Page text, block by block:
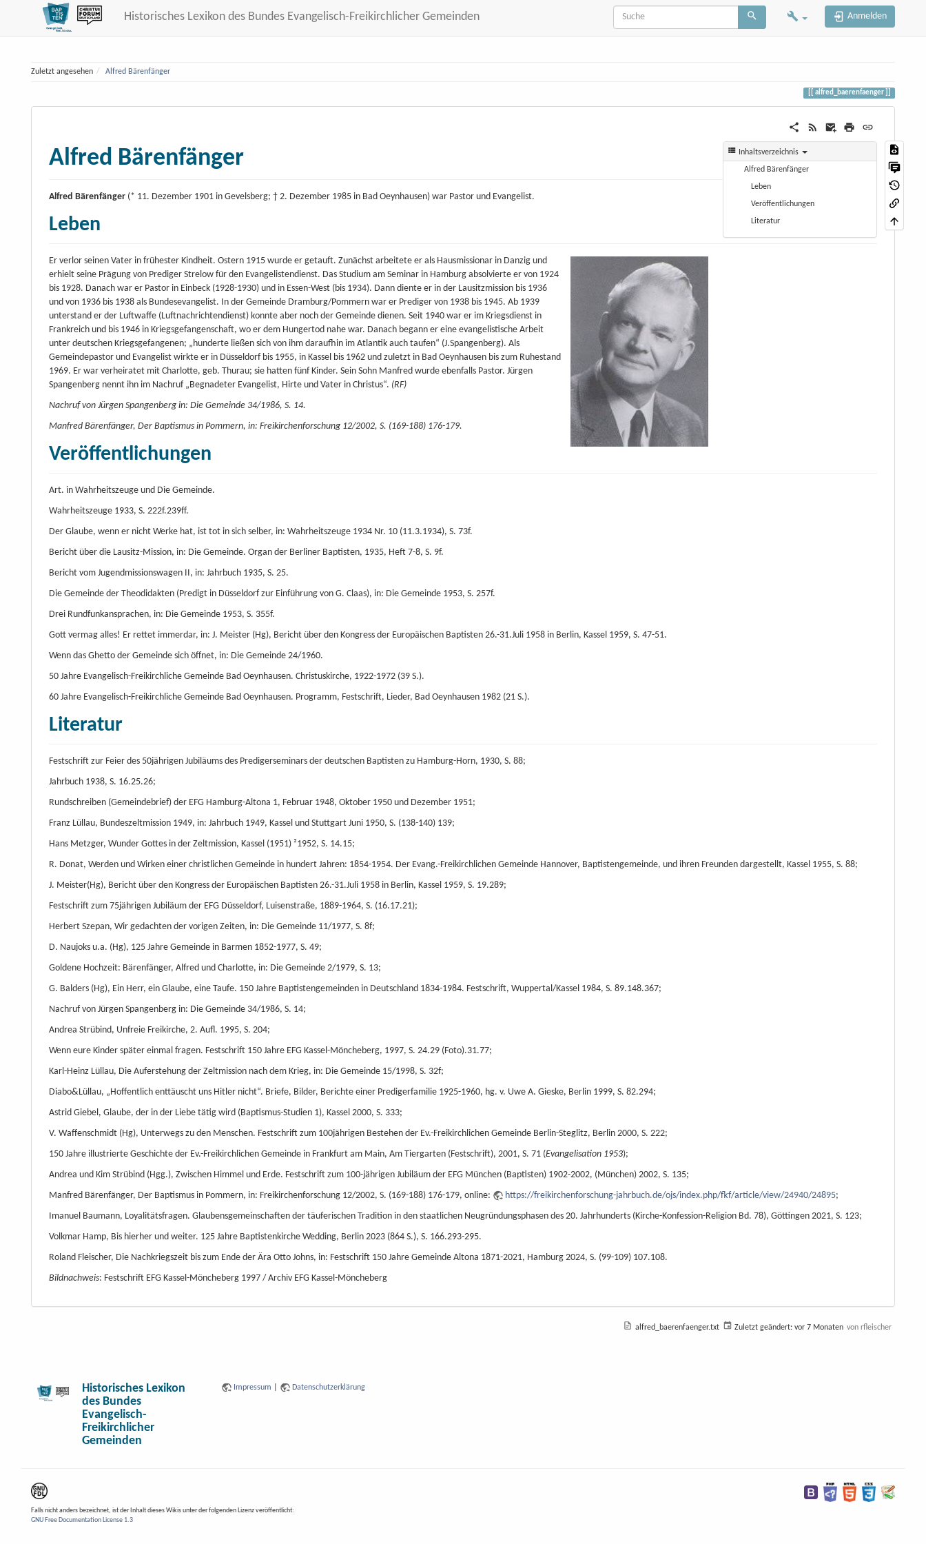
Historisches Lexikon des Bundes Evangelisch-Freikirchlicher Gemeinden Anmelden
Zuletzt angesehen Alfred Bärenfänger
alfred_baerenfaenger
Inhaltsverzeichnis
Alfred Bärenfänger
Leben
Veröffentlichungen
Literatur
Alfred Bärenfänger
Alfred Bärenfänger (* 11. Dezember 1901 in Gevelsberg; † 2. Dezember 1985 in Bad Oeynhausen) war Pastor und Evangelist.
Leben
Er verlor seinen Vater in frühester Kindheit. Ostern 1915 wurde er getauft. Zunächst arbeitete er als Hausmissionar in Danzig und
erhielt seine Prägung von Prediger Strelow für den Evangelistendienst. Das Studium am Seminar in Hamburg absolvierte er von 1924
bis 1928. Danach war er Pastor in Einbeck (1928-1930) und in Essen-West (bis 1934). Dann diente er in der Lausitzmission bis 1936
und von 1936 bis 1938 als Bundesevangelist. In der Gemeinde Dramburg/Pommern war er Prediger von 1938 bis 1945. Ab 1939
unterstand er der Luftwaffe (Luftnachrichtendienst) konnte aber noch der Gemeinde dienen. Seit 1940 war er im Kriegsdienst in
Frankreich und bis 1946 in Kriegsgefangenschaft, wo er dem Hungertod nahe war. Danach begann er eine evangelistische Arbeit
unter deutschen Kriegsgefangenen; „hunderte ließen sich von ihm daraufhin im Atlantik auch taufen“ (J.Spangenberg). Als
Gemeindepastor und Evangelist wirkte er in Düsseldorf bis 1955, in Kassel bis 1962 und zuletzt in Bad Oeynhausen bis zum Ruhestand
1969. Er war verheiratet mit Charlotte, geb. Thurau; sie hatten fünf Kinder. Sein Sohn Manfred wurde ebenfalls Pastor. Jürgen
Spangenberg nennt ihn im Nachruf „Begnadeter Evangelist, Hirte und Vater in Christus“. (RF)
Nachruf von Jürgen Spangenberg in: Die Gemeinde 34/1986, S. 14.
Manfred Bärenfänger, Der Baptismus in Pommern, in: Freikirchenforschung 12/2002, S. (169-188) 176-179.
Veröffentlichungen
Art. in Wahrheitszeuge und Die Gemeinde.
Wahrheitszeuge 1933, S. 222f.239ff.
Der Glaube, wenn er nicht Werke hat, ist tot in sich selber, in: Wahrheitszeuge 1934 Nr. 10 (11.3.1934), S. 73f.
Bericht über die Lausitz-Mission, in: Die Gemeinde. Organ der Berliner Baptisten, 1935, Heft 7-8, S. 9f.
Bericht vom Jugendmissionswagen II, in: Jahrbuch 1935, S. 25.
Die Gemeinde der Theodidakten (Predigt in Düsseldorf zur Einführung von G. Claas), in: Die Gemeinde 1953, S. 257f.
Drei Rundfunkansprachen, in: Die Gemeinde 1953, S. 355f.
Gott vermag alles! Er rettet immerdar, in: J. Meister (Hg), Bericht über den Kongress der Europäischen Baptisten 26.-31.Juli 1958 in Berlin, Kassel 1959, S. 47-51.
Wenn das Ghetto der Gemeinde sich öffnet, in: Die Gemeinde 24/1960.
50 Jahre Evangelisch-Freikirchliche Gemeinde Bad Oeynhausen. Christuskirche, 1922-1972 (39 S.).
60 Jahre Evangelisch-Freikirchliche Gemeinde Bad Oeynhausen. Programm, Festschrift, Lieder, Bad Oeynhausen 1982 (21 S.).
Literatur
Festschrift zur Feier des 50jährigen Jubiläums des Predigerseminars der deutschen Baptisten zu Hamburg-Horn, 1930, S. 88;
Jahrbuch 1938, S. 16.25.26;
Rundschreiben (Gemeindebrief) der EFG Hamburg-Altona 1, Februar 1948, Oktober 1950 und Dezember 1951;
Franz Lüllau, Bundeszeltmission 1949, in: Jahrbuch 1949, Kassel und Stuttgart Juni 1950, S. (138-140) 139;
Hans Metzger, Wunder Gottes in der Zeltmission, Kassel (1951) ²1952, S. 14.15;
R. Donat, Werden und Wirken einer christlichen Gemeinde in hundert Jahren: 1854-1954. Der Evang.-Freikirchlichen Gemeinde Hannover, Baptistengemeinde, und ihren Freunden dargestellt, Kassel 1955, S. 88;
J. Meister(Hg), Bericht über den Kongress der Europäischen Baptisten 26.-31.Juli 1958 in Berlin, Kassel 1959, S. 19.289;
Festschrift zum 75jährigen Jubiläum der EFG Düsseldorf, Luisenstraße, 1889-1964, S. (16.17.21);
Herbert Szepan, Wir gedachten der vorigen Zeiten, in: Die Gemeinde 11/1977, S. 8f;
D. Naujoks u.a. (Hg), 125 Jahre Gemeinde in Barmen 1852-1977, S. 49;
Goldene Hochzeit: Bärenfänger, Alfred und Charlotte, in: Die Gemeinde 2/1979, S. 13;
G. Balders (Hg), Ein Herr, ein Glaube, eine Taufe. 150 Jahre Baptistengemeinden in Deutschland 1834-1984. Festschrift, Wuppertal/Kassel 1984, S. 89.148.367;
Nachruf von Jürgen Spangenberg in: Die Gemeinde 34/1986, S. 14;
Andrea Strübind, Unfreie Freikirche, 2. Aufl. 1995, S. 204;
Wenn eure Kinder später einmal fragen. Festschrift 150 Jahre EFG Kassel-Möncheberg, 1997, S. 24.29 (Foto).31.77;
Karl-Heinz Lüllau, Die Auferstehung der Zeltmission nach dem Krieg, in: Die Gemeinde 15/1998, S. 32f;
Diabo&Lüllau, „Hoffentlich enttäuscht uns Hitler nicht“. Briefe, Bilder, Berichte einer Predigerfamilie 1925-1960, hg. v. Uwe A. Gieske, Berlin 1999, S. 82.294;
Astrid Giebel, Glaube, der in der Liebe tätig wird (Baptismus-Studien 1), Kassel 2000, S. 333;
V. Waffenschmidt (Hg), Unterwegs zu den Menschen. Festschrift zum 100jährigen Bestehen der Ev.-Freikirchlichen Gemeinde Berlin-Steglitz, Berlin 2000, S. 222;
150 Jahre illustrierte Geschichte der Ev.-Freikirchlichen Gemeinde in Frankfurt am Main, Am Tiergarten (Festschrift), 2001, S. 71 (Evangelisation 1953);
Andrea und Kim Strübind (Hgg.), Zwischen Himmel und Erde. Festschrift zum 100-jährigen Jubiläum der EFG München (Baptisten) 1902-2002, (München) 2002, S. 135;
Manfred Bärenfänger, Der Baptismus in Pommern, in: Freikirchenforschung 12/2002, S. (169-188) 176-179, online:
https://freikirchenforschung-jahrbuch.de/ojs/index.php/fkf/article/view/24940/24895;
Imanuel Baumann, Loyalitätsfragen. Glaubensgemeinschaften der täuferischen Tradition in den staatlichen Neugründungsphasen des 20. Jahrhunderts (Kirche-Konfession-Religion Bd. 78), Göttingen 2021, S. 123;
Volkmar Hamp, Bis hierher und weiter. 125 Jahre Baptistenkirche Wedding, Berlin 2023 (864 S.), S. 166.293-295.
Roland Fleischer, Die Nachkriegszeit bis zum Ende der Ära Otto Johns, in: Festschrift 150 Jahre Gemeinde Altona 1871-2021, Hamburg 2024, S. (99-109) 107.108.
Bildnachweis: Festschrift EFG Kassel-Möncheberg 1997 / Archiv EFG Kassel-Möncheberg
alfred_baerenfaenger.txt Zuletzt geändert: vor 7 Monaten von rfleischer
Historisches Lexikon
des Bundes
Evangelisch-
Freikirchlicher
Gemeinden
Impressum Datenschutzerklärung
Falls nicht anders bezeichnet, ist der Inhalt dieses Wikis unter der folgenden Lizenz veröffentlicht:
GNU Free Documentation License 1.3